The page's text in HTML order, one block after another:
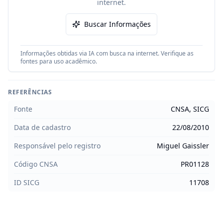
internet.
Buscar Informações
Informações obtidas via IA com busca na internet. Verifique as
fontes para uso acadêmico.
REFERÊNCIAS
Fonte
CNSA, SICG
Data de cadastro
22/08/2010
Responsável pelo registro
Miguel Gaissler
Código CNSA
PR01128
ID SICG
11708